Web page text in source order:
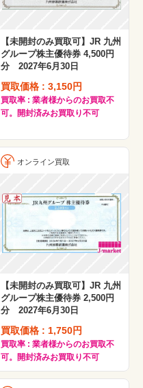
【未開封のみ買取可】JR 九州
グループ株主優待券 4,500円
分 2027年6月30日
買取価格 : 3,150円
買取率 : 業者様からのお買取不
可。開封済みお買取り不可
オンライン買取
【未開封のみ買取可】JR 九州
グループ株主優待券 2,500円
分 2027年6月30日
買取価格 : 1,750円
買取率 : 業者様からのお買取不
可。開封済みお買取り不可